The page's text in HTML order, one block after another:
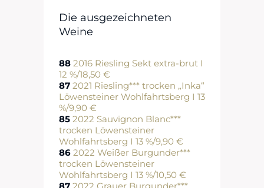
Die ausgezeichneten
Weine
88 2016 Riesling Sekt extra-brut I
12 %/18,50 €
87 2021 Riesling*** trocken „Inka“
Löwensteiner Wohlfahrtsberg I 13
%/9,90 €
85 2022 Sauvignon Blanc***
trocken Löwensteiner
Wohlfahrtsberg I 13 %/9,90 €
86 2022 Weißer Burgunder***
trocken Löwensteiner
Wohlfahrtsberg I 13 %/10,50 €